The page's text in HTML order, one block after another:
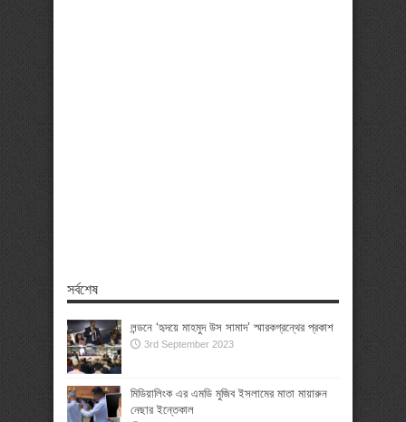
সর্বশেষ
লন্ডনে ‘হৃদয়ে মাহমুদ উস সামাদ’ স্মারকগ্রন্থের প্রকাশ
3rd September 2023
মিডিয়ালিংক এর এমডি মুজিব ইসলামের মাতা মায়ারুন
নেছার ইন্তেকাল